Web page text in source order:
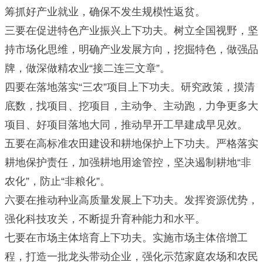
筹抓好产业就业，确保不发生规模性返贫。
三要在促进特色产业振兴上下功夫。树立全国视野，坚
持市场化思维，明确产业发展方向，挖掘特色，做强品
牌，做深做精农业“接二连三文章”。
四要在落地落实“三农”项目上下功夫。研究政策，摸清
底数，找项目、挖项目，主动争、主动跑，力争更多大
项目、好项目落地大同，推动早开工早建成早见效。
五要在高标准农田建设和耕地保护上下功夫。严格落实
耕地保护责任，加强耕地用途管控，坚决遏制耕地“非
农化”，防止“非粮化”。
六要在推动种业高质量发展上下功夫。发挥资源优势，
强化科技攻关，不断提升育种能力和水平。
七要在市场主体培育上下功夫。实施市场主体倍增工
程，打造一批龙头带动企业，强化示范家庭农场和农民